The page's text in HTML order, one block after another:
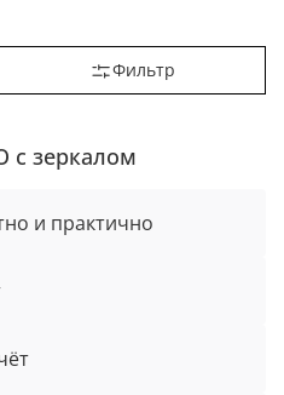
c зеркалом
и практично
Фильтр